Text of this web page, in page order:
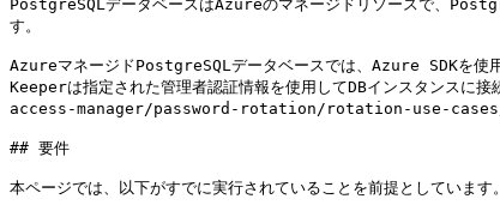
PostgreSQLデータベースはAzureのマネージドリソースで、
す。
AzureマネージドPostgreSQLデータベースでは、Azure SDKを使用
Keeperは指定された管理者認証情報を使用してDBインスタンス
access-manager/password-rotation/rotation-use-cases/
## 要件
本ページでは、以下がすでに実行されていることを前提としています。